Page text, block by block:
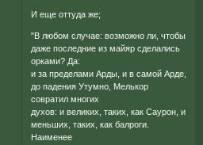
И еще оттуда же;
"В любом случае: возможно ли, чтобы
даже последние из майяр сделались
орками? Да:
и за пределами Арды, и в самой Арде,
до падения Утумно, Мелькор
совратил многих
духов: и великих, таких, как Саурон, и
меньших, таких, как балроги.
Наименее